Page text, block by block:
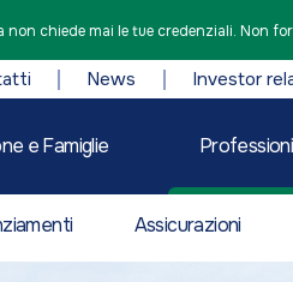
chiede mai le tue credenziali. Non
News Investor
e Famiglie
Assicurazioni